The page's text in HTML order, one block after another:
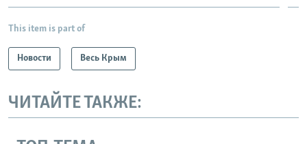
This item is part of
Новости Весь Крым
ЧИТАЙТЕ ТАКЖЕ: